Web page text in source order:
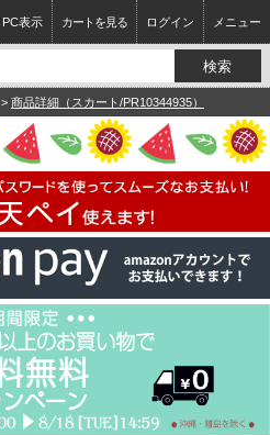
ログイン メニュー
カートを見る
PC表示
> 商品詳細（スカート/PR10344935）